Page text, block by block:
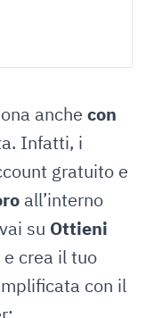
anche con
Infatti, i
gratuito e
all’interno
su Ottieni
crea il tuo
con il